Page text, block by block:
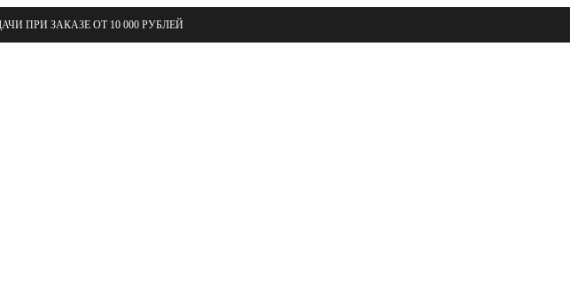
ПРИ ЗАКАЗЕ ОТ 10 000 РУБЛЕЙ